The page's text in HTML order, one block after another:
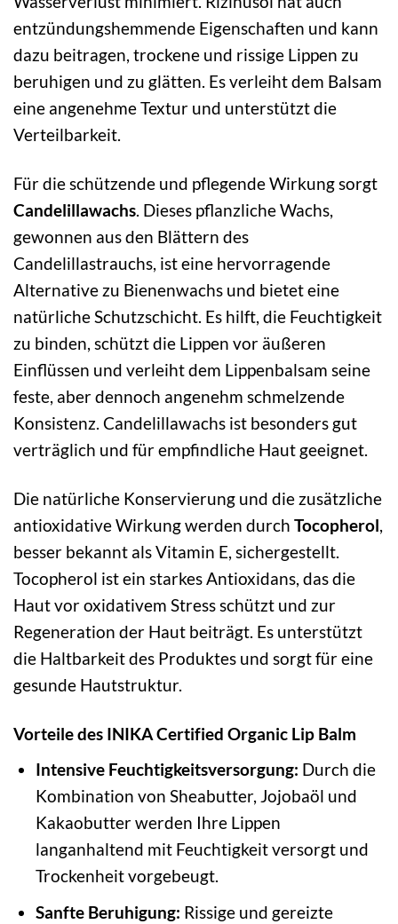
entzündungshemmende Eigenschaften und kann
dazu beitragen, trockene und rissige Lippen zu
beruhigen und zu glätten. Es verleiht dem Balsam
eine angenehme Textur und unterstützt die
Verteilbarkeit.
Für die schützende und pflegende Wirkung sorgt
Candelillawachs. Dieses pflanzliche Wachs,
gewonnen aus den Blättern des
Candelillastrauchs, ist eine hervorragende
Alternative zu Bienenwachs und bietet eine
natürliche Schutzschicht. Es hilft, die Feuchtigkeit
zu binden, schützt die Lippen vor äußeren
Einflüssen und verleiht dem Lippenbalsam seine
feste, aber dennoch angenehm schmelzende
Konsistenz. Candelillawachs ist besonders gut
verträglich und für empfindliche Haut geeignet.
Die natürliche Konservierung und die zusätzliche
antioxidative Wirkung werden durch Tocopherol,
besser bekannt als Vitamin E, sichergestellt.
Tocopherol ist ein starkes Antioxidans, das die
Haut vor oxidativem Stress schützt und zur
Regeneration der Haut beiträgt. Es unterstützt
die Haltbarkeit des Produktes und sorgt für eine
gesunde Hautstruktur.
Vorteile des INIKA Certified Organic Lip Balm
Intensive Feuchtigkeitsversorgung: Durch die
Kombination von Sheabutter, Jojobaöl und
Kakaobutter werden Ihre Lippen
langanhaltend mit Feuchtigkeit versorgt und
Trockenheit vorgebeugt.
Sanfte Beruhigung: Rissige und gereizte